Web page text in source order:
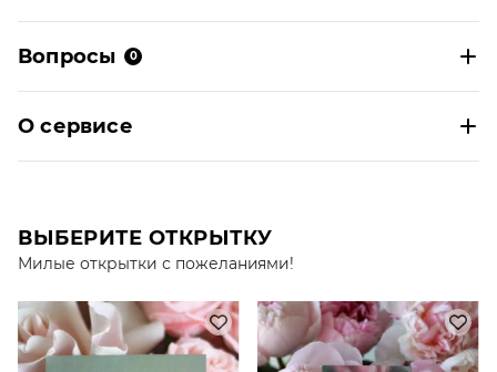
Вопросы 0
О сервисе
ВЫБЕРИТЕ ОТКРЫТКУ
Милые открытки с пожеланиями!